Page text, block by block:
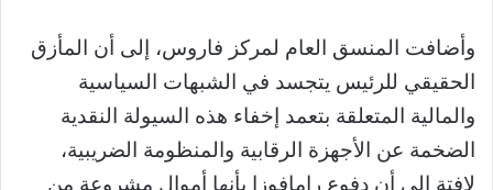
وأضافت المنسق العام لمركز فاروس، إلى أن المأزق
الحقيقي للرئيس يتجسد في الشبهات السياسية
والمالية المتعلقة بتعمد إخفاء هذه السيولة النقدية
الضخمة عن الأجهزة الرقابية والمنظومة الضريبية،
لافتة إلى أن دفوع رامافوزا بأنها أموال مشروعة من